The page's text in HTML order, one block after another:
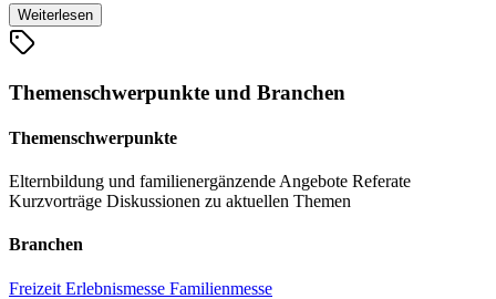
Weinfelden verschiedene Shwos und Workshops.
Weiterlesen
Themenschwerpunkte und Branchen
Themenschwerpunkte
Elternbildung und familienergänzende Angebote Referate
Kurzvorträge Diskussionen zu aktuellen Themen
Branchen
Freizeit Erlebnismesse Familienmesse